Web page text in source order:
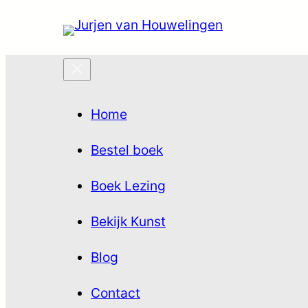
Home
Bestel boek
Boek Lezing
Bekijk Kunst
Blog
Contact